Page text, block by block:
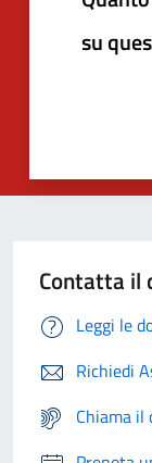
su
Contatta il
Leggi le
Richiedi
Chiama